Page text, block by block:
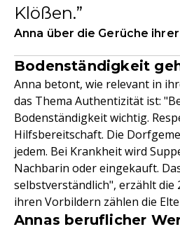
Klößen.
Anna über die Gerüche
Bodenständigkeit
Anna betont, wie relevant in
das Thema Authentizität ist:
Bodenständigkeit wichtig.
Hilfsbereitschaft. Die
jedem. Bei Krankheit wird
Nachbarin oder eingekauft.
selbstverständlich", erzählt die
ihren Vorbildern zählen die
Annas beruflicher